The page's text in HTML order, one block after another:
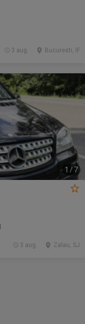
Bucuresti, IF
3 aug.
1 /7
Zalau, SJ
3 aug.